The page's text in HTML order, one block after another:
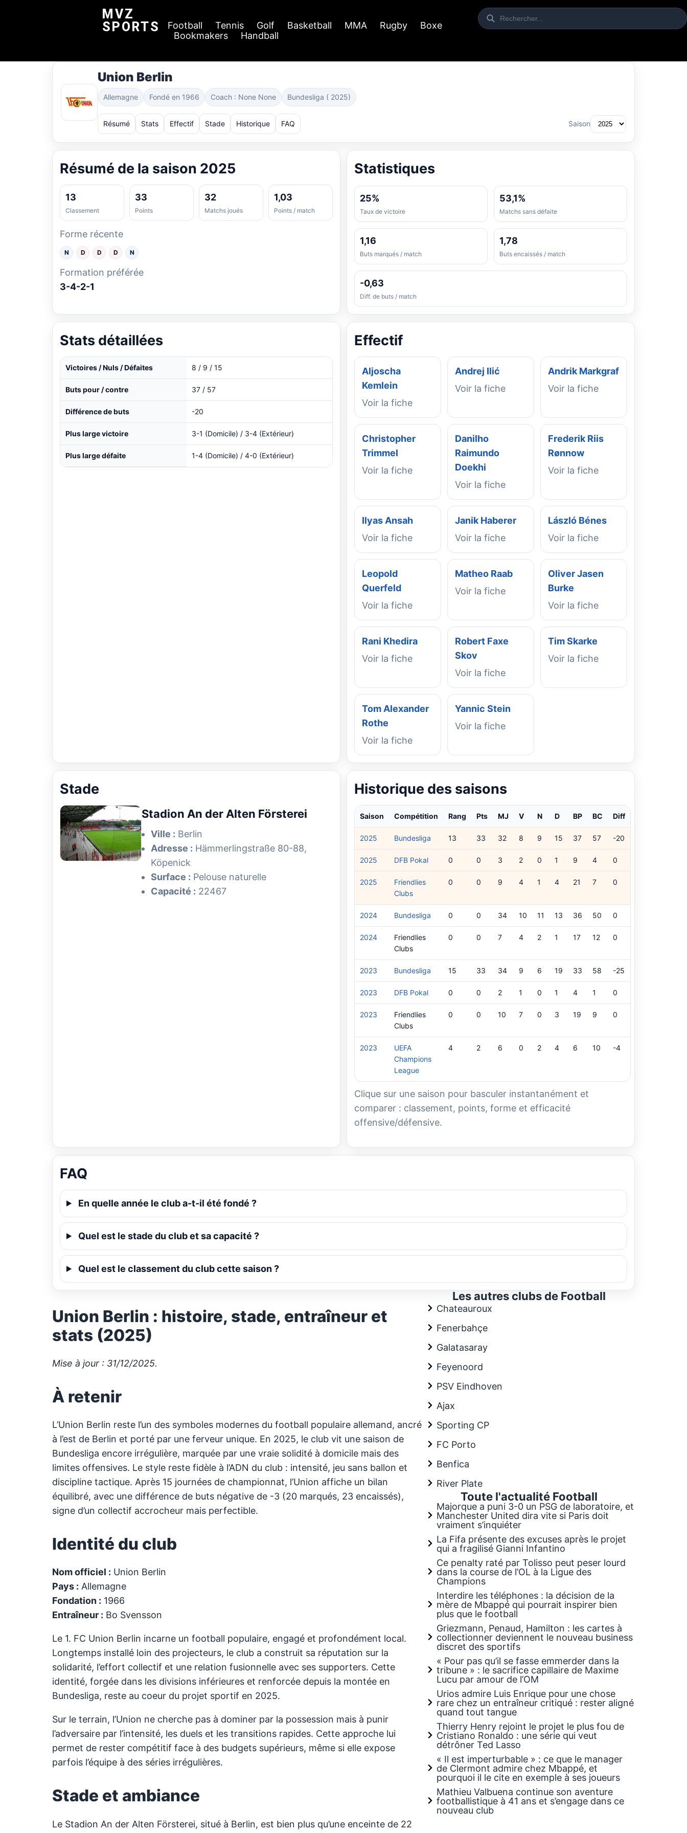
MVZ
SPORTS
Football Tennis Golf Basketball MMA Rugby
Boxe
Bookmakers
Handball
Union Berlin
Allemagne Fondé en 1966 Coach : None None Bundesliga ( 2025)
Résumé Stats Effectif Stade Historique FAQ Saison
Résumé de la saison 2025
13
Classement
33
Points
32
Matchs joués
1,03
Points / match
Forme récente
N D D D N
Formation préférée
3-4-2-1
Statistiques
25%
Taux de victoire
53,1%
Matchs sans défaite
1,16
Buts marqués / match
1,78
Buts encaissés / match
-0,63
Diff. de buts / match
Stats détaillées
Victoires / Nuls / Défaites 8 / 9 / 15
Buts pour / contre 37 / 57
Différence de buts -20
Plus large victoire 3-1 (Domicile) / 3-4 (Extérieur)
Plus large défaite 1-4 (Domicile) / 4-0 (Extérieur)
Effectif
Aljoscha
Kemlein
Voir la fiche
Andrej Ilić
Voir la fiche
Andrik Markgraf
Voir la fiche
Christopher
Trimmel
Voir la fiche
Danilho
Raimundo
Doekhi
Voir la fiche
Frederik Riis
Rønnow
Voir la fiche
Ilyas Ansah
Voir la fiche
Janik Haberer
Voir la fiche
László Bénes
Voir la fiche
Leopold
Querfeld
Voir la fiche
Matheo Raab
Voir la fiche
Oliver Jasen
Burke
Voir la fiche
Rani Khedira
Voir la fiche
Robert Faxe
Skov
Voir la fiche
Tim Skarke
Voir la fiche
Tom Alexander
Rothe
Voir la fiche
Yannic Stein
Voir la fiche
Stade
Stadion An der Alten Försterei
Ville : Berlin
Adresse : Hämmerlingstraße 80-88,
Köpenick
Surface : Pelouse naturelle
Capacité : 22467
Historique des saisons
Saison Compétition Rang Pts MJ V N D BP BC Diff
2025 Bundesliga 13 33 32 8 9 15 37 57 -20
2025 DFB Pokal 0 0 3 2 0 1 9 4 0
2025
Friendlies
Clubs
0 0 9 4 1 4 21 7 0
2024 Bundesliga 0 0 34 10 11 13 36 50 0
2024
Friendlies
Clubs
0 0 7 4 2 1 17 12 0
2023 Bundesliga 15 33 34 9 6 19 33 58 -25
2023 DFB Pokal 0 0 2 1 0 1 4 1 0
2023
Friendlies
Clubs
0 0 10 7 0 3 19 9 0
2023
UEFA
Champions
League
4 2 6 0 2 4 6 10 -4
Clique sur une saison pour basculer instantanément et
comparer : classement, points, forme et efficacité
offensive/défensive.
FAQ
En quelle année le club a-t-il été fondé ?
Quel est le stade du club et sa capacité ?
Quel est le classement du club cette saison ?
Union Berlin : histoire, stade, entraîneur et
stats (2025)
Mise à jour : 31/12/2025.
À retenir
L’Union Berlin reste l’un des symboles modernes du football populaire allemand, ancré
à l’est de Berlin et porté par une ferveur unique. En 2025, le club vit une saison de
Bundesliga encore irrégulière, marquée par une vraie solidité à domicile mais des
limites offensives. Le style reste fidèle à l’ADN du club : intensité, jeu sans ballon et
discipline tactique. Après 15 journées de championnat, l’Union affiche un bilan
équilibré, avec une différence de buts négative de -3 (20 marqués, 23 encaissés),
signe d’un collectif accrocheur mais perfectible.
Identité du club
Nom officiel : Union Berlin
Pays : Allemagne
Fondation : 1966
Entraîneur : Bo Svensson
Le 1. FC Union Berlin incarne un football populaire, engagé et profondément local.
Longtemps installé loin des projecteurs, le club a construit sa réputation sur la
solidarité, l’effort collectif et une relation fusionnelle avec ses supporters. Cette
identité, forgée dans les divisions inférieures et renforcée depuis la montée en
Bundesliga, reste au coeur du projet sportif en 2025.
Sur le terrain, l’Union ne cherche pas à dominer par la possession mais à punir
l’adversaire par l’intensité, les duels et les transitions rapides. Cette approche lui
permet de rester compétitif face à des budgets supérieurs, même si elle expose
parfois l’équipe à des séries irrégulières.
Stade et ambiance
Le Stadion An der Alten Försterei, situé à Berlin, est bien plus qu’une enceinte de 22
Les autres clubs de Football
Chateauroux
Fenerbahçe
Galatasaray
Feyenoord
PSV Eindhoven
Ajax
Sporting CP
FC Porto
Benfica
River Plate
Toute l'actualité Football
Majorque a puni 3-0 un PSG de laboratoire, et
Manchester United dira vite si Paris doit
vraiment s’inquiéter
La Fifa présente des excuses après le projet
qui a fragilisé Gianni Infantino
Ce penalty raté par Tolisso peut peser lourd
dans la course de l’OL à la Ligue des
Champions
Interdire les téléphones : la décision de la
mère de Mbappé qui pourrait inspirer bien
plus que le football
Griezmann, Penaud, Hamilton : les cartes à
collectionner deviennent le nouveau business
discret des sportifs
« Pour pas qu’il se fasse emmerder dans la
tribune » : le sacrifice capillaire de Maxime
Lucu par amour de l’OM
Urios admire Luis Enrique pour une chose
rare chez un entraîneur critiqué : rester aligné
quand tout tangue
Thierry Henry rejoint le projet le plus fou de
Cristiano Ronaldo : une série qui veut
détrôner Ted Lasso
« Il est imperturbable » : ce que le manager
de Clermont admire chez Mbappé, et
pourquoi il le cite en exemple à ses joueurs
Mathieu Valbuena continue son aventure
footballistique à 41 ans et s’engage dans ce
nouveau club